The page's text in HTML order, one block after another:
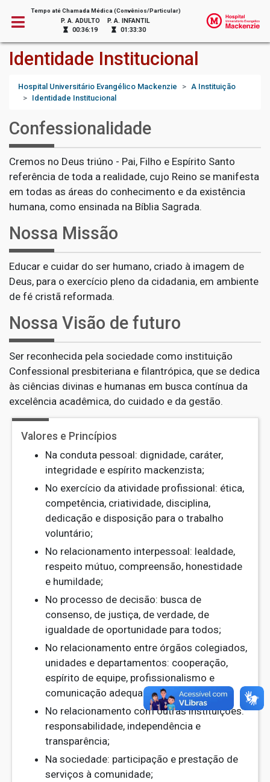
Tempo até Chamada Médica (Convênios/Particular)
P. A. ADULTO
00:36:19
P. A. INFANTIL
01:33:30
Identidade Institucional
Hospital Universitário Evangélico Mackenzie
A Instituição
Identidade Institucional
Confessionalidade
Cremos no Deus triúno - Pai, Filho e Espírito Santo
referência de toda a realidade, cujo Reino se manifesta
em todas as áreas do conhecimento e da existência
humana, como ensinada na Bíblia Sagrada.
Nossa Missão
Educar e cuidar do ser humano, criado à imagem de
Deus, para o exercício pleno da cidadania, em ambiente
de fé cristã reformada.
Nossa Visão de futuro
Ser reconhecida pela sociedade como instituição
Confessional presbiteriana e filantrópica, que se dedica
às ciências divinas e humanas em busca contínua da
excelência acadêmica, do cuidado e da gestão.
Valores e Princípios
Na conduta pessoal: dignidade, caráter,
integridade e espírito mackenzista;
No exercício da atividade profissional: ética,
competência, criatividade, disciplina,
dedicação e disposição para o trabalho
voluntário;
No relacionamento interpessoal: lealdade,
respeito mútuo, compreensão, honestidade
e humildade;
No processo de decisão: busca de
consenso, de justiça, de verdade, de
igualdade de oportunidade para todos;
No relacionamento entre órgãos colegiados,
unidades e departamentos: cooperação,
espírito de equipe, profissionalismo e
comunicação adequada;
No relacionamento com outras instituições:
responsabilidade, independência e
transparência;
Na sociedade: participação e prestação de
serviços à comunidade;